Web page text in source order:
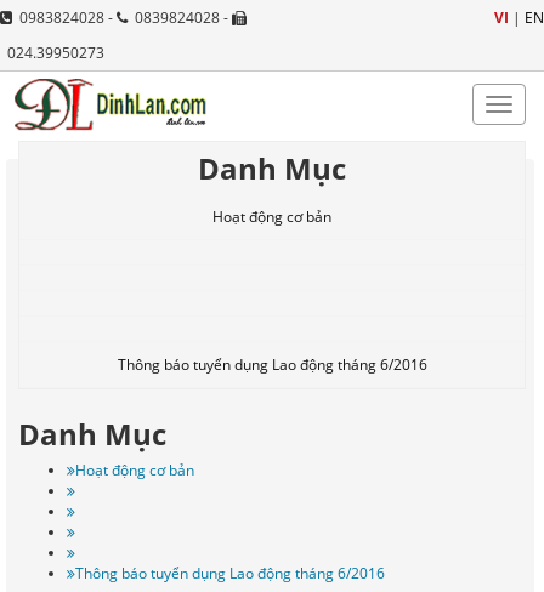
0983824028 -
0839824028 -
024.39950273
VI | EN
Toggle
Danh Mục
Hoạt động cơ bản
Thông báo tuyển dụng Lao động tháng 6/2016
Danh Mục
Hoạt động cơ bản
Thông báo tuyển dụng Lao động tháng 6/2016